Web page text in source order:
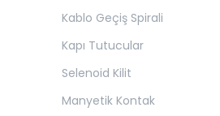
Kablo Geçiş Spirali
Kapı Tutucular
Selenoid Kilit
Manyetik Kontak